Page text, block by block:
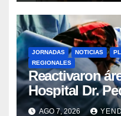
JORNADAS NOTICIAS
REGIONALES
Reactivaron
Hospital Dr.
Guárico
AGO 7, 2026